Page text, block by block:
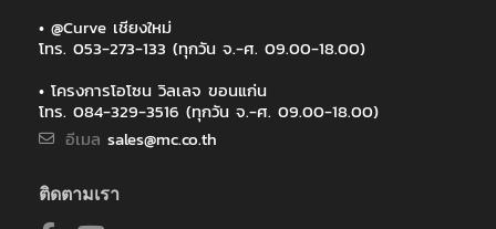
• @Curve เชียงใหม่
โทร. 053-273-133 (ทุกวัน จ.-ศ. 09.00-18.00)
• โครงการโอโซน วิลเลจ ขอนแก่น
โทร. 084-329-3516 (ทุกวัน จ.-ศ. 09.00-18.00)
อีเมล sales@mc.co.th
ติดตามเรา